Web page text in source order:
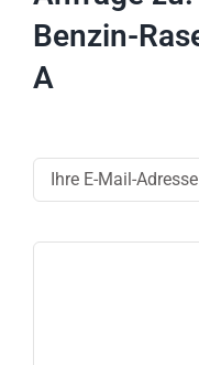
Benzin-
A